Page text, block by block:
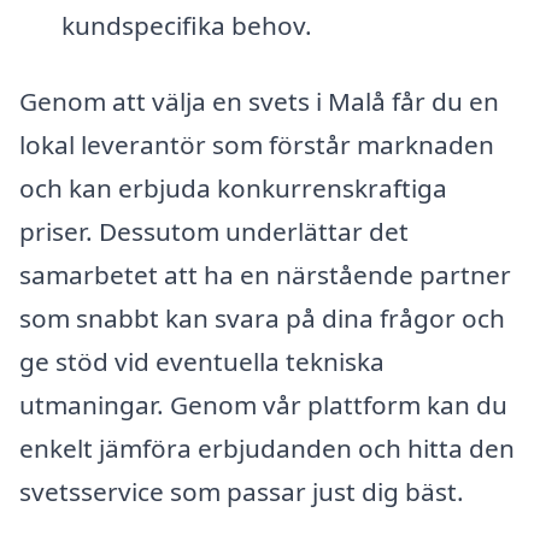
kundspecifika behov.
Genom att välja en svets i Malå får du en
lokal leverantör som förstår marknaden
och kan erbjuda konkurrenskraftiga
priser. Dessutom underlättar det
samarbetet att ha en närstående partner
som snabbt kan svara på dina frågor och
ge stöd vid eventuella tekniska
utmaningar. Genom vår plattform kan du
enkelt jämföra erbjudanden och hitta den
svetsservice som passar just dig bäst.